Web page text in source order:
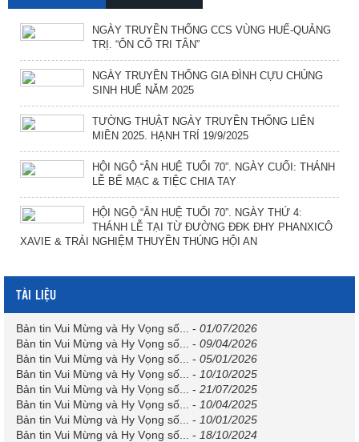
NGÀY TRUYỀN THỐNG CCS VÙNG HUẾ-QUẢNG
TRỊ. “ÔN CỐ TRI TÂN”
NGÀY TRUYỀN THỐNG GIA ĐÌNH CỰU CHỦNG
SINH HUẾ NĂM 2025
TƯỜNG THUẬT NGÀY TRUYỀN THỐNG LIÊN
MIỀN 2025. HẠNH TRÍ 19/9/2025
HỘI NGỘ “ÂN HUỆ TUỔI 70”. NGÀY CUỐI: THÁNH
LỄ BẾ MẠC & TIỆC CHIA TAY
HỘI NGỘ “ÂN HUỆ TUỔI 70”. NGÀY THỨ 4:
THÁNH LỄ TẠI TỪ ĐƯỜNG ĐĐK ĐHY PHANXICÔ
XAVIE & TRẢI NGHIỆM THUYỀN THÚNG HỘI AN
TÀI LIỆU
Bản tin Vui Mừng và Hy Vọng số... - 01/07/2026
Bản tin Vui Mừng và Hy Vọng số...
- 09/04/2026
Bản tin Vui Mừng và Hy Vọng số...
- 05/01/2026
Bản tin Vui Mừng và Hy Vọng số...
- 10/10/2025
Bản tin Vui Mừng và Hy Vọng số...
- 21/07/2025
Bản tin Vui Mừng và Hy Vọng số...
- 10/04/2025
Bản tin Vui Mừng và Hy Vọng số...
- 10/01/2025
Bản tin Vui Mừng và Hy Vọng số...
- 18/10/2024